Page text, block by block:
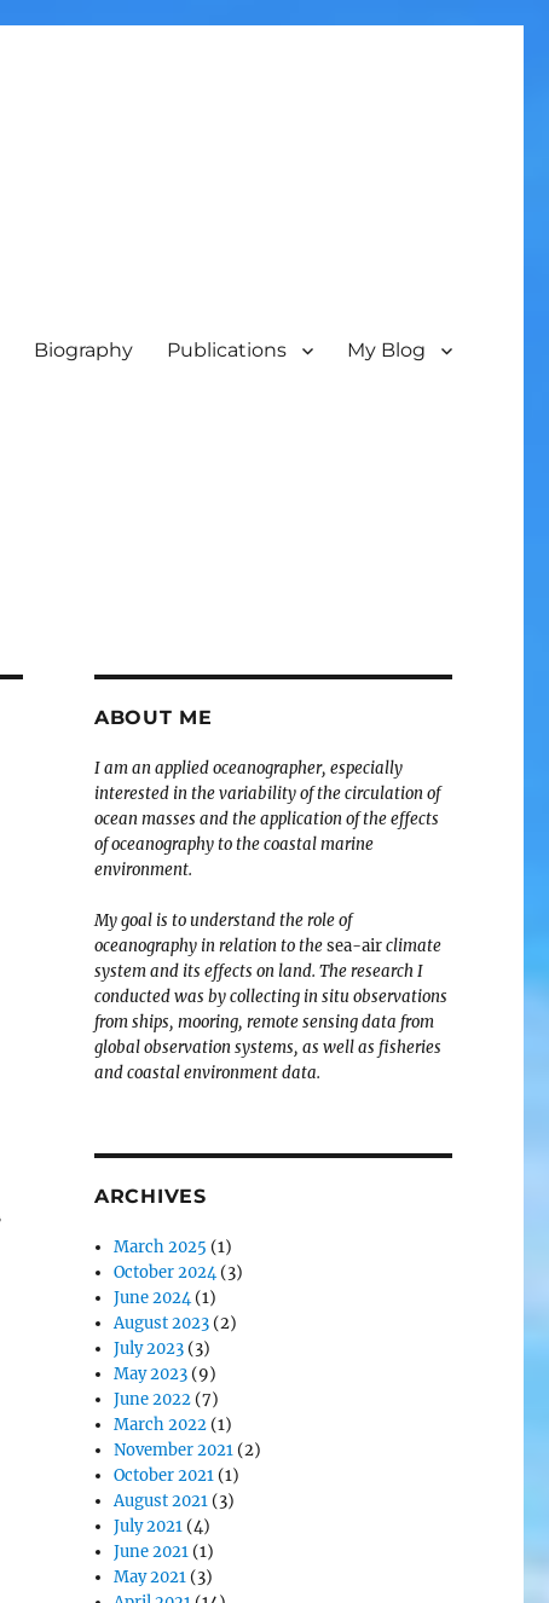
Biography Publications My Blog
ABOUT ME
I am an applied oceanographer, especially
interested in the variability of the circulation of
ocean masses and the application of the effects
of oceanography to the coastal marine
environment.
My goal is to understand the role of
oceanography in relation to thesea-airclimate
system and its effects on land. The research I
conducted was by collecting in situ observations
from ships, mooring, remote sensing data from
global observation systems, as well as fisheries
and coastal environment data.
ARCHIVES
March 2025 (1)
October 2024(3)
June 2024(1)
August 2023 (2)
July 2023 (3)
May 2023 (9)
June 2022 (7)
March 2022 (1)
November 2021 (2)
October 2021 (1)
August 2021 (3)
July 2021 (4)
June 2021 (1)
May 2021 (3)